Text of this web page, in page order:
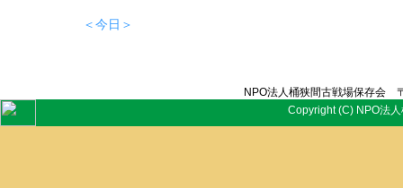
＜今日＞
NPO法人桶狭間古戦場保存
Copyright (C) NPO法